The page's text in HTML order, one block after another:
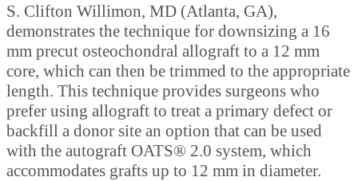
S. Clifton Willimon, MD (Atlanta, GA),
demonstrates the technique for downsizing a 16
mm precut osteochondral allograft to a 12 mm
core, which can then be trimmed to the appropriate
length. This technique provides surgeons who
prefer using allograft to treat a primary defect or
backfill a donor site an option that can be used
with the autograft OATS® 2.0 system, which
accommodates grafts up to 12 mm in diameter.